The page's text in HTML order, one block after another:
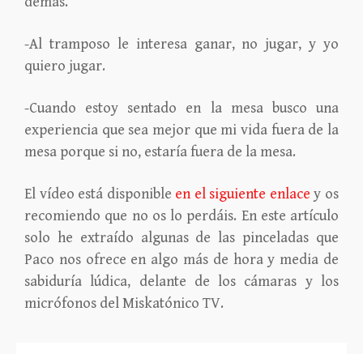
-Al tramposo le interesa ganar, no jugar, y yo
quiero jugar.
-Cuando estoy sentado en la mesa busco una
experiencia que sea mejor que mi vida fuera de la
mesa porque si no, estaría fuera de la mesa.
El vídeo está disponible en el siguiente enlace y os
recomiendo que no os lo perdáis. En este artículo
solo he extraído algunas de las pinceladas que
Paco nos ofrece en algo más de hora y media de
sabiduría lúdica, delante de los cámaras y los
micrófonos del Miskatónico TV.